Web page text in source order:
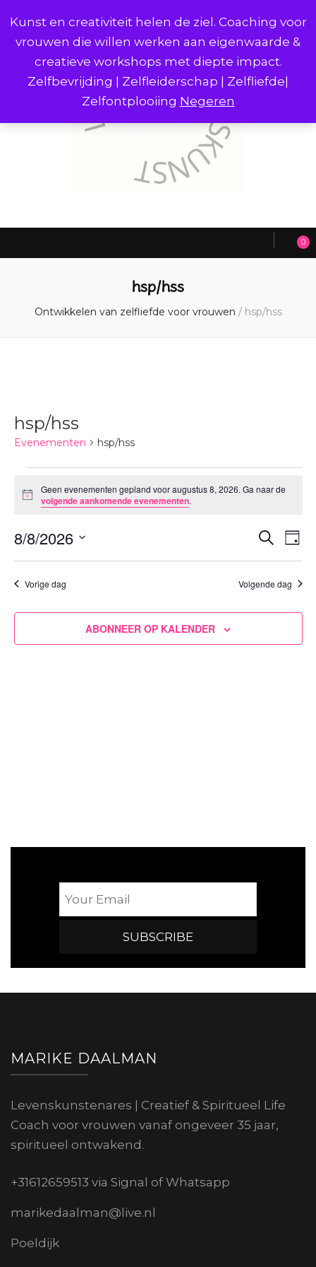
Kunst en creativiteit helen de ziel. Coaching voor
vrouwen die willen werken aan eigenwaarde &
creatieve workshops met diepte impact.
Zelfbevrijding | Zelfleiderschap | Zelfliefde|
Zelfontplooiing Negeren
0
hsp/hss
Ontwikkelen van zelfliefde voor vrouwen / hsp/hss
hsp/hss
Evenementen hsp/hss
in
8,
2026
Bericht
Geen evenementen gepland voor augustus 8, 2026. Ga naar de
volgende aankomende evenementen.
en
ZOEKEN
DAG
8/8/2026
Selecteer
eenVorige dag Volgende dag
ABONNEER OP KALENDER
MARIKE DAALMAN
Levenskunstenares | Creatief & Spiritueel Life
Coach voor vrouwen vanaf ongeveer 35 jaar,
spiritueel ontwakend.
+31612659513 via Signal of Whatsapp
marikedaalman@live.nl
Poeldijk